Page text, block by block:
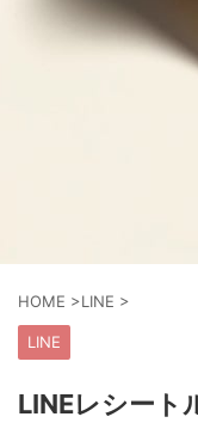
HOME >LINE >
LINE
LINEレシート